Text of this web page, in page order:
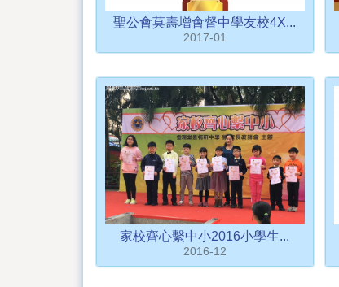
聖公會莫壽增會督中學友校4X...
2017-01
家校齊心繫中小2016小學生...
2016-12